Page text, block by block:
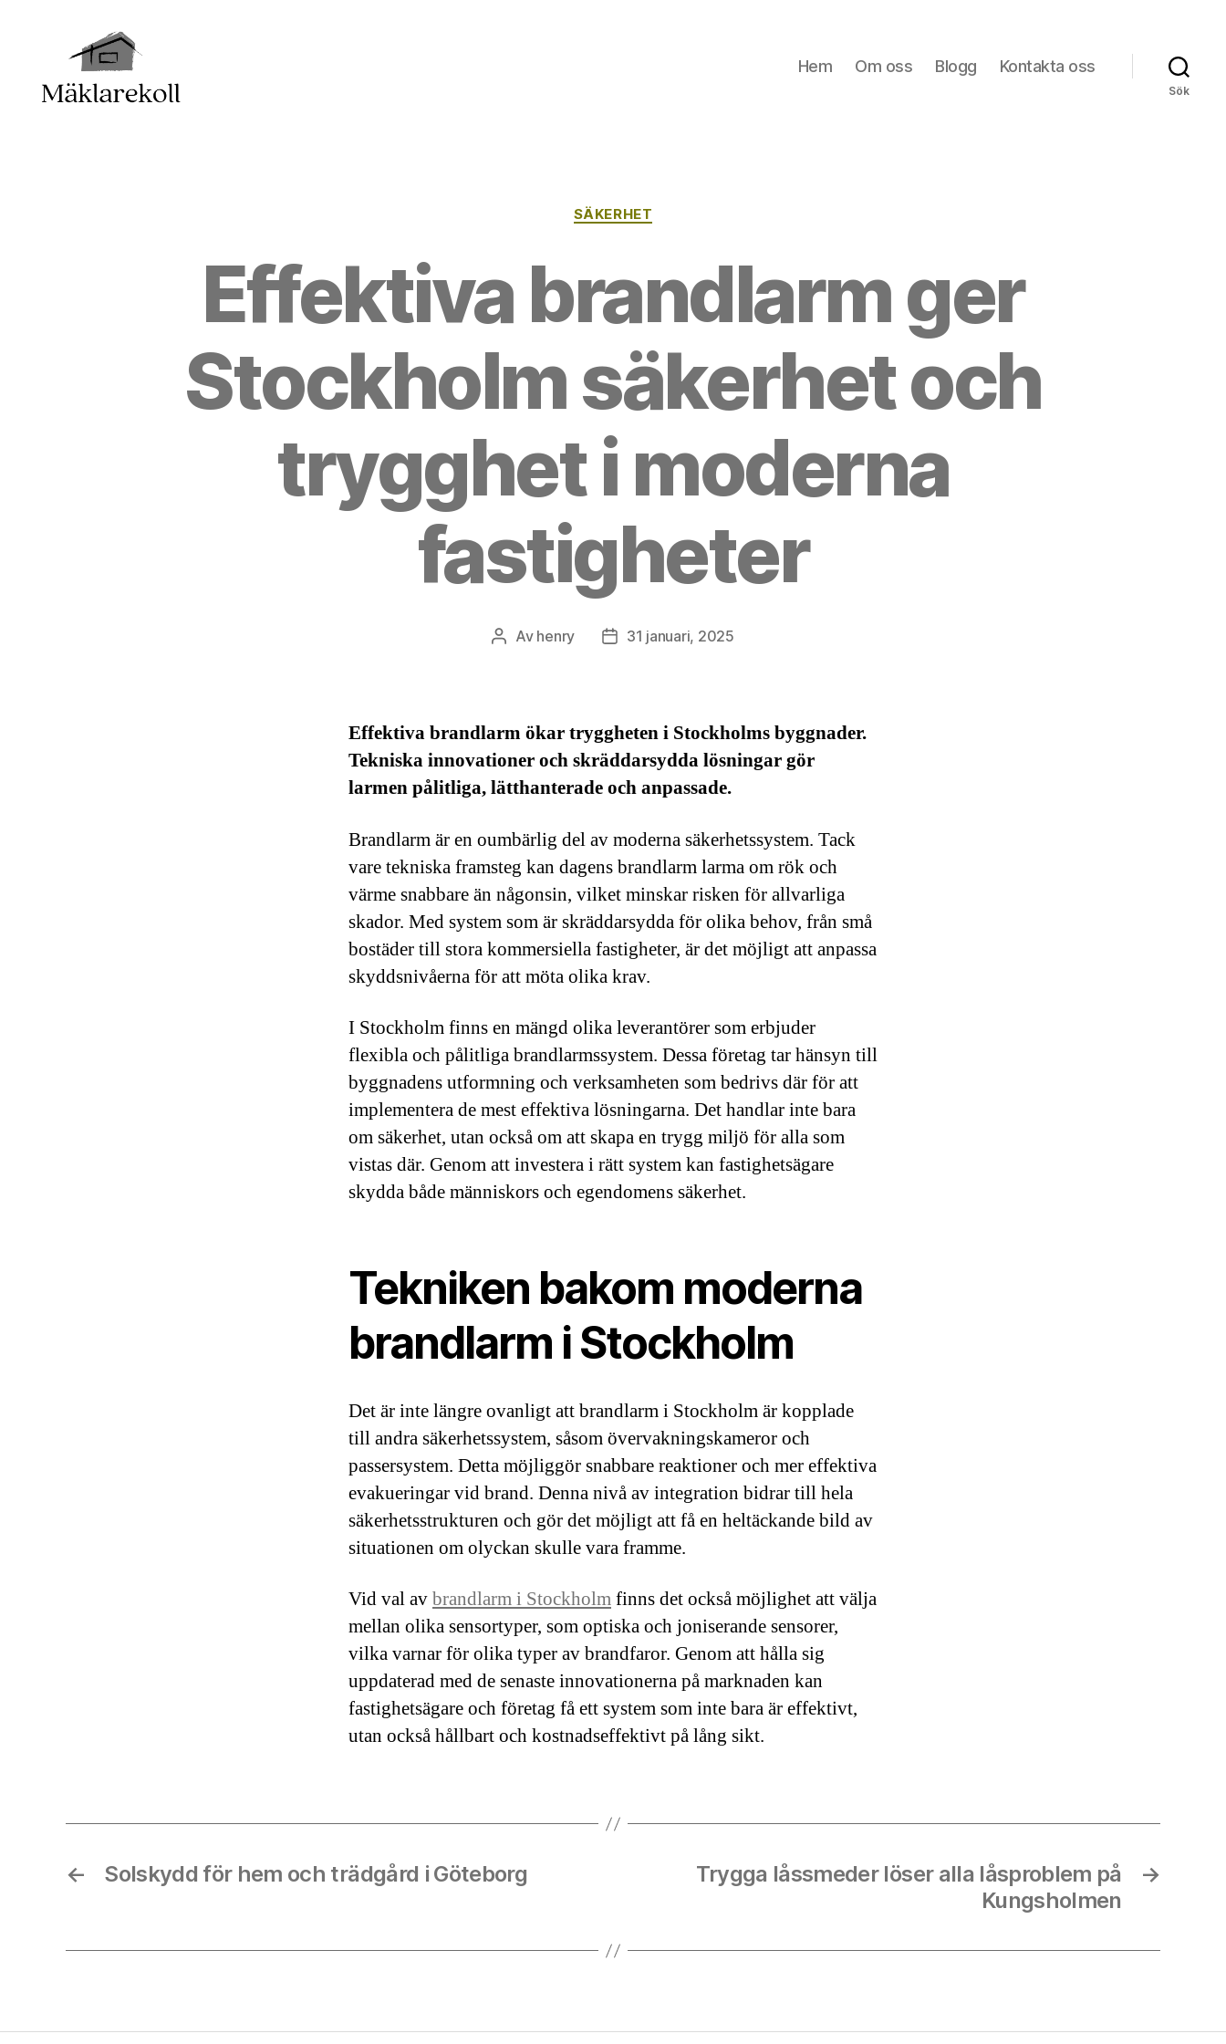
Hem Om oss Blogg Kontakta oss
Sök
Kategorier
SÄKERHET
Effektiva brandlarm ger
Stockholm säkerhet och
trygghet i moderna
fastigheter
Inläggsförfattare
Av henry Inläggsdatum
31 januari, 2025
Effektiva brandlarm ökar tryggheten i Stockholms byggnader.
Tekniska innovationer och skräddarsydda lösningar gör
larmen pålitliga, lätthanterade och anpassade.
Brandlarm är en oumbärlig del av moderna säkerhetssystem. Tack
vare tekniska framsteg kan dagens brandlarm larma om rök och
värme snabbare än någonsin, vilket minskar risken för allvarliga
skador. Med system som är skräddarsydda för olika behov, från små
bostäder till stora kommersiella fastigheter, är det möjligt att anpassa
skyddsnivåerna för att möta olika krav.
I Stockholm finns en mängd olika leverantörer som erbjuder
flexibla och pålitliga brandlarmssystem. Dessa företag tar hänsyn till
byggnadens utformning och verksamheten som bedrivs där för att
implementera de mest effektiva lösningarna. Det handlar inte bara
om säkerhet, utan också om att skapa en trygg miljö för alla som
vistas där. Genom att investera i rätt system kan fastighetsägare
skydda både människors och egendomens säkerhet.
Tekniken bakom moderna
brandlarm i Stockholm
Det är inte längre ovanligt att brandlarm i Stockholm är kopplade
till andra säkerhetssystem, såsom övervakningskameror och
passersystem. Detta möjliggör snabbare reaktioner och mer effektiva
evakueringar vid brand. Denna nivå av integration bidrar till hela
säkerhetsstrukturen och gör det möjligt att få en heltäckande bild av
situationen om olyckan skulle vara framme.
Vid val avbrandlarm i Stockholmfinns det också möjlighet att välja
mellan olika sensortyper, som optiska och joniserande sensorer,
vilka varnar för olika typer av brandfaror. Genom att hålla sig
uppdaterad med de senaste innovationerna på marknaden kan
fastighetsägare och företag få ett system som inte bara är effektivt,
utan också hållbart och kostnadseffektivt på lång sikt.
← Solskydd för hem och trädgård i Göteborg →
Trygga låssmeder löser alla låsproblem på
Kungsholmen